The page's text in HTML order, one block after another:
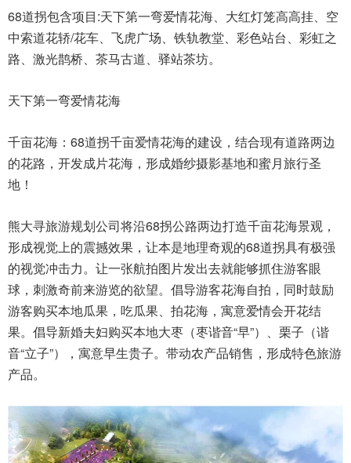
68道拐包含项目:天下第一弯爱情花海、大红灯笼高高挂、空
中索道花轿/花车、飞虎广场、铁轨教堂、彩色站台、彩虹之
路、激光鹊桥、茶马古道、驿站茶坊。
天下第一弯爱情花海
千亩花海：68道拐千亩爱情花海的建设，结合现有道路两边
的花路，开发成片花海，形成婚纱摄影基地和蜜月旅行圣
地！
熊大寻旅游规划公司将沿68拐公路两边打造千亩花海景观，
形成视觉上的震撼效果，让本是地理奇观的68道拐具有极强
的视觉冲击力。让一张航拍图片发出去就能够抓住游客眼
球，刺激奇前来游览的欲望。倡导游客花海自拍，同时鼓励
游客购买本地瓜果，吃瓜果、拍花海，寓意爱情会开花结
果。倡导新婚夫妇购买本地大枣（枣谐音“早”）、栗子（谐
音“立子”），寓意早生贵子。带动农产品销售，形成特色旅游
产品。